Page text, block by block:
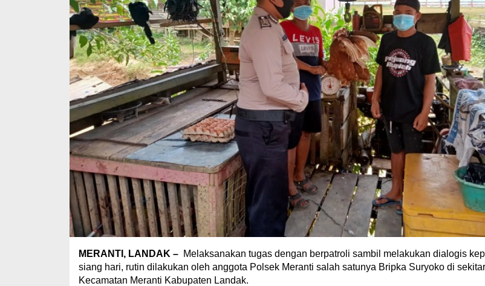
MERANTI, LANDAK –Melaksanakan tugas dengan berpatroli sambil melakukan dialogis
siang hari, rutin dilakukan oleh anggota Polsek Meranti salah satunya Bripka Suryoko di
Kecamatan Meranti Kabupaten Landak.